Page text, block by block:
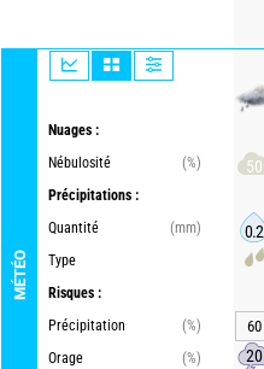
MÉTÉO
Nuages :
Nébulosité
(%)
Précipitations :
Quantité
(mm)
Type
Risques :
Précipitation
(%)
Orage
(%)
50
0.2
60
20